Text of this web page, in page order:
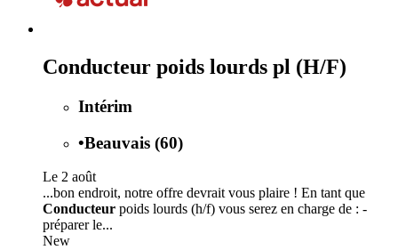
Conducteur poids lourds pl (H/F)
Intérim
•Beauvais (60)
Le 2 août
...bon endroit, notre offre devrait vous plaire ! En tant que
Conducteur poids lourds (h/f) vous serez en charge de : -
préparer le...
New